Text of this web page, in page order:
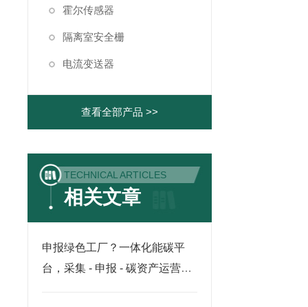
霍尔传感器
隔离室安全栅
电流变送器
查看全部产品 >>
TECHNICAL ARTICLES
相关文章
申报绿色工厂？一体化能碳平
台，采集 - 申报 - 碳资产运营一